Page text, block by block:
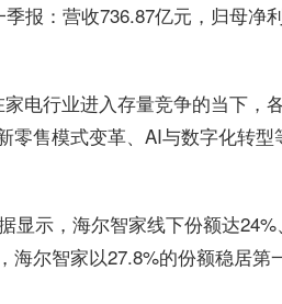
报：营收736.87亿元，归母净
电行业进入存量竞争的当下，
零售模式变革、AI与数字化转
示，海尔智家线下份额达24%
尔智家以27.8%的份额稳居第